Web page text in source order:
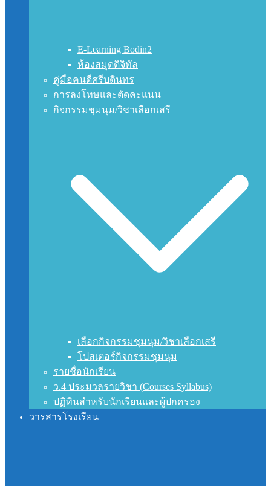
E-Learning Bodin2
ห้องสมุดดิจิทัล
คู่มือคนดีศรีบดินทร
การลงโทษและตัดคะแนน
กิจกรรมชุมนุม/วิชาเลือกเสรี
เลือกกิจกรรมชุมนุม/วิชาเลือกเสรี
โปสเตอร์กิจกรรมชุมนุม
รายชื่อนักเรียน
ว.4 ประมวลรายวิชา (Courses Syllabus)
ปฏิทินสำหรับนักเรียนและผู้ปกครอง
วารสารโรงเรียน